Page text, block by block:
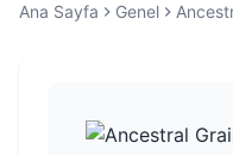
Ana Sayfa Genel